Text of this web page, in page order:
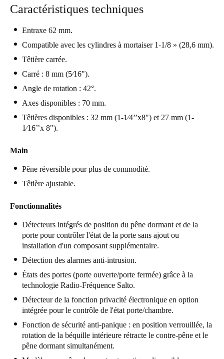
Caractéristiques techniques
Entraxe 62 mm.
Compatible avec les cylindres à mortaiser 1-1/8 » (28,6 mm).
Têtière carrée.
Carré : 8 mm (5⁄16").
Angle de rotation : 42°.
Axes disponibles : 70 mm.
Têtières disponibles : 32 mm (1-1⁄4’’x8") et 27 mm (1-
1⁄16’’x 8").
Main
Pêne réversible pour plus de commodité.
Têtière ajustable.
Fonctionnalités
Détecteurs intégrés de position du pêne dormant et de la
porte pour contrôler l'état de la porte sans ajout ou
installation d'un composant supplémentaire.
Détection des alarmes anti-intrusion.
États des portes (porte ouverte/porte fermée) grâce à la
technologie Radio-Fréquence Salto.
Détecteur de la fonction privacité électronique en option
intégrée pour le contrôle de l'état porte/chambre.
Fonction de sécurité anti-panique : en position verrouillée, la
rotation de la béquille intérieure rétracte le contre-pêne et le
pêne dormant simultanément.